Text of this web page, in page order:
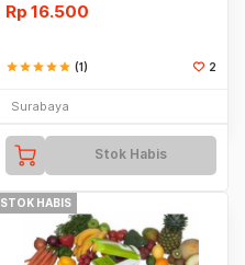
Rp 16.500
starstarstarstarstar (1) 2
Surabaya
Stok Habis
STOK HABIS